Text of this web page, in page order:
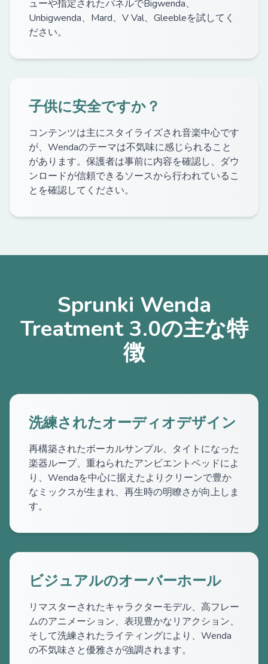
ューや指定されたパネルでBigwenda、
Unbigwenda、Mard、V Val、Gleebleを試してく
ださい。
子供に安全ですか？
コンテンツは主にスタイライズされ音楽中心です
が、Wendaのテーマは不気味に感じられること
があります。保護者は事前に内容を確認し、ダウ
ンロードが信頼できるソースから行われているこ
とを確認してください。
Sprunki Wenda
Treatment 3.0の主な特
徴
洗練されたオーディオデザイン
再構築されたボーカルサンプル、タイトになった
楽器ループ、重ねられたアンビエントベッドによ
り、Wendaを中心に据えたよりクリーンで豊か
なミックスが生まれ、再生時の明瞭さが向上しま
す。
ビジュアルのオーバーホール
リマスターされたキャラクターモデル、高フレー
ムのアニメーション、表現豊かなリアクション、
そして洗練されたライティングにより、Wenda
の不気味さと優雅さが強調されます。